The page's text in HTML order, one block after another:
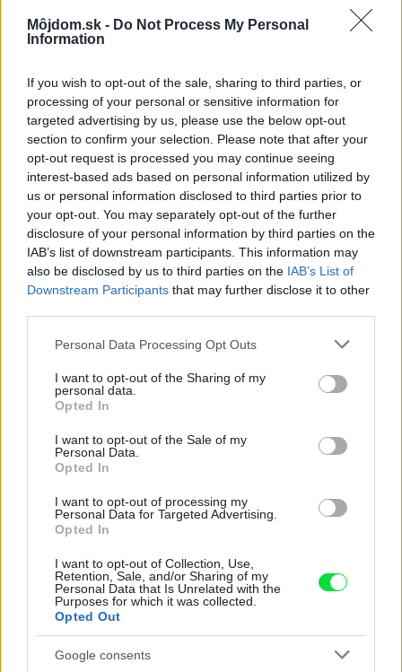
Môjdom.sk - Do Not Process My Personal
Information
If you wish to opt-out of the sale, sharing to third parties, or
processing of your personal or sensitive information for
targeted advertising by us, please use the below opt-out
section to confirm your selection. Please note that after your
opt-out request is processed you may continue seeing
interest-based ads based on personal information utilized by
us or personal information disclosed to third parties prior to
your opt-out. You may separately opt-out of the further
disclosure of your personal information by third parties on the
IAB’s list of downstream participants. This information may
also be disclosed by us to third parties on the IAB’s List of
Downstream Participants that may further disclose it to other
Please note that this website/app uses one or more Google
not limited to your visit or usage behaviour. You may click to
grant or deny consent to Google and its third-party tags to
use your data for below specified purposes in below Google
consent section.
Personal Data Processing Opt Outs
I want to opt-out of the Sharing of my
personal data.
Opted In
I want to opt-out of the Sale of my
Personal Data.
Opted In
I want to opt-out of processing my
Personal Data for Targeted Advertising.
Opted In
I want to opt-out of Collection, Use,
Retention, Sale, and/or Sharing of my
Personal Data that Is Unrelated with the
Purposes for which it was collected.
Opted Out
Google consents
doma (video)
Tieto kroky vám pomôžu zbaviť sa ho